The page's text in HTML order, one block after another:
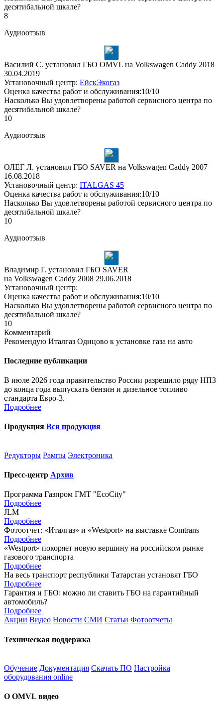
десятибальной шкале?
8
Аудиоотзыв
Василий С. установил ГБО OMVL на Volkswagen Caddy 2018
30.04.2019
Установочный центр: ЕйскЭкогаз
Оценка качества работ и обслуживания:10/10
Насколько Вы удовлетворены работой сервисного центра по
десятибальной шкале?
10
Аудиоотзыв
ОЛЕГ Л. установил ГБО SAVER на Volkswagen Caddy 2007
16.08.2018
Установочный центр: ITALGAS 45
Оценка качества работ и обслуживания:10/10
Насколько Вы удовлетворены работой сервисного центра по
десятибальной шкале?
10
Аудиоотзыв
Владимир Г. установил ГБО SAVER
на Volkswagen Caddy 2008 29.06.2018
Установочный центр:
Оценка качества работ и обслуживания:10/10
Насколько Вы удовлетворены работой сервисного центра по
десятибальной шкале?
10
Комментарий
Рекомендую Италгаз Одицово к установке газа на авто
Последние публикации
В июле 2026 года правительство России разрешило ряду НПЗ
до конца года выпускать бензин и дизельное топливо
стандарта Евро-3.
Подробнее
Продукция Вся продукция
Редукторы Рампы Электроника
Пресс-центр Архив
Программа Газпром ГМТ "EcoCity"
Подробнее
JLM
Подробнее
Фотоотчет: «Италгаз» и «Westport» на выставке Comtrans
Подробнее
«Westport» покоряет новую вершину на российском рынке
газового транспорта
Подробнее
На весь транспорт республики Татарстан установят ГБО
Подробнее
Гарантия и ГБО: можно ли ставить ГБО на гарантийный
автомобиль?
Подробнее
Акции Видео Новости СМИ Статьи Фотоотчеты
Техническая поддержка
Обучение Документация Скачать ПО Настройка
оборудования online
О OMVL видео